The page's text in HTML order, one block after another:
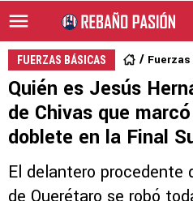
FUERZAS BÁSICAS
Quién es Jesús
de Chivas que
doblete en la Final
El delantero procedente